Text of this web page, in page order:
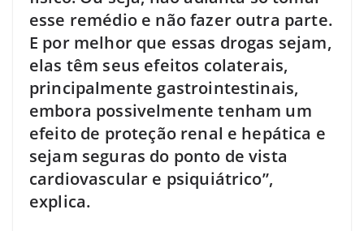
esse remédio e não fazer outra parte.
E por melhor que essas drogas sejam,
elas têm seus efeitos colaterais,
principalmente gastrointestinais,
embora possivelmente tenham um
efeito de proteção renal e hepática e
sejam seguras do ponto de vista
cardiovascular e psiquiátrico”,
explica.